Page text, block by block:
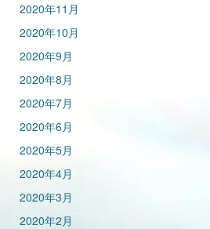
2020年11月
2020年10月
2020年9月
2020年8月
2020年7月
2020年6月
2020年5月
2020年4月
2020年3月
2020年2月